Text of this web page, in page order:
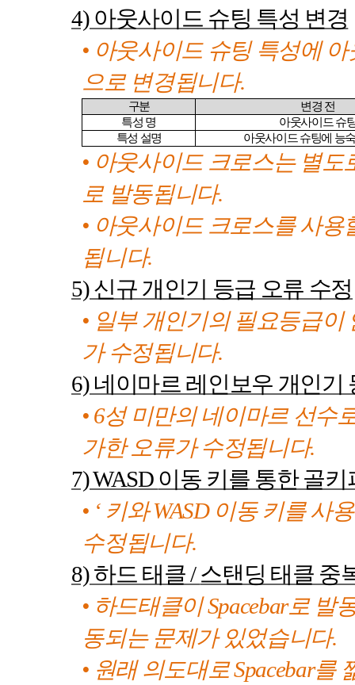
4) 아웃사이드 슈팅 특성 변경
• 아웃사이드 슈팅 특성에
으로 변경됩니다.
구분
변경 전
특성 명
아웃사이드 슈
특성 설명
아웃사이드 슈팅에 능
• 아웃사이드 크로스는 별
로 발동됩니다.
• 아웃사이드 크로스를 사
됩니다.
5)신규 개인기 등급 오류 수정
• 일부 개인기의 필요등급
가 수정됩니다.
6) 네이마르 레인보우 개인기
• 6성 미만의 네이마르 선수
가한 오류가 수정됩니다.
7) WASD 이동 키를 통한 골
• ‘ 키와WASD 이동 키를 사
수정됩니다.
8)하드 태클/스탠딩 태클 중
• 하드태클이Spacebar로 발
동되는 문제가 있었습니다.
• 원래 의도대로Spacebar를